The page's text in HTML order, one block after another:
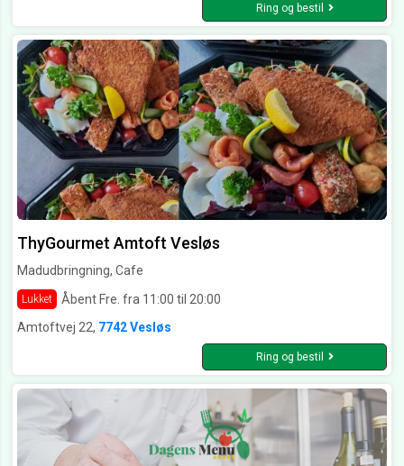
Ring og bestil
ThyGourmet Amtoft Vesløs
Madudbringning, Cafe
Lukket
Åbent Fre. fra 11:00 til 20:00
Amtoftvej 22, 7742 Vesløs
Ring og bestil